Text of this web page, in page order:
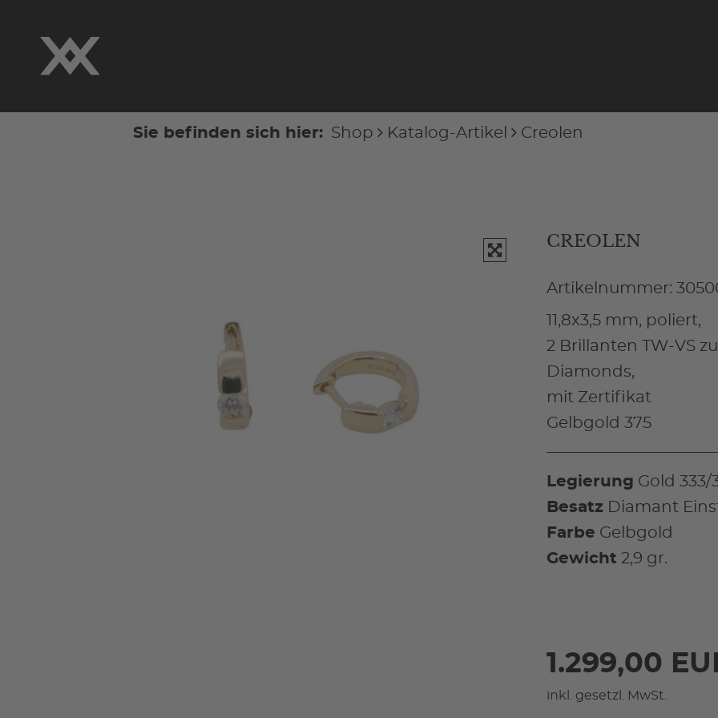
Sie befinden sich hier: Shop Katalog-Artikel Creolen
CREOLEN
Artikelnummer:
11,8x3,5 mm, poliert,
2 Brillanten TW-VS
Diamonds,
mit Zertifikat
Gelbgold 375
Legierung Gold 333/
Besatz Diamant
Farbe Gelbgold
Gewicht 2,9 gr.
1.299,00
inkl. gesetzl. MwSt.